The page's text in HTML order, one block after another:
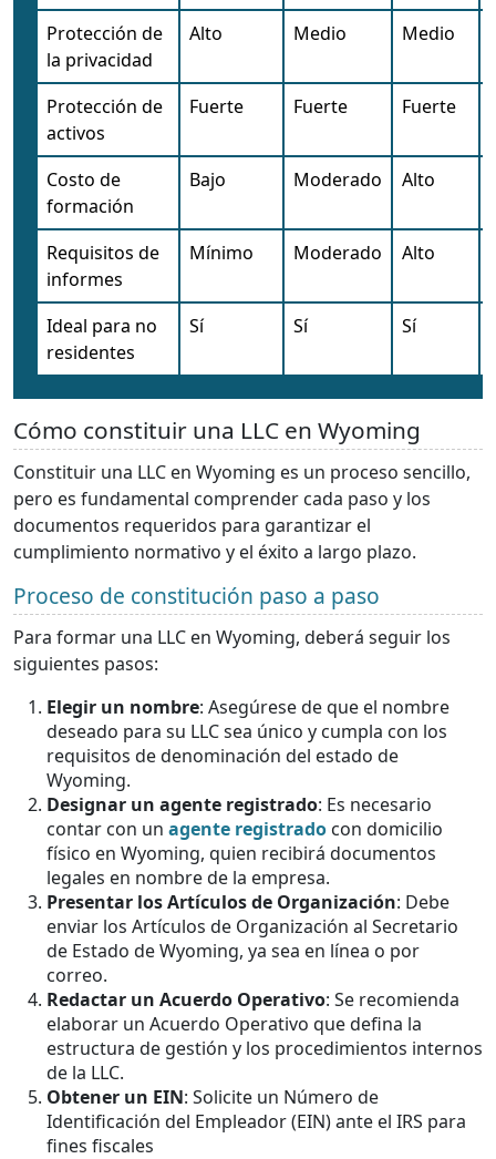
Protección de
la privacidad
Alto Medio Medio
Protección de
activos
Fuerte Fuerte Fuerte
Costo de
formación
Bajo Moderado Alto
Requisitos de
informes
Mínimo Moderado Alto
Ideal para no
residentes
Sí Sí Sí
Cómo constituir una LLC en Wyoming
Constituir una LLC en Wyoming es un proceso sencillo,
pero es fundamental comprender cada paso y los
documentos requeridos para garantizar el
cumplimiento normativo y el éxito a largo plazo.
Proceso de constitución paso a paso
Para formar una LLC en Wyoming, deberá seguir los
siguientes pasos:
Elegir un nombre: Asegúrese de que el nombre
deseado para su LLC sea único y cumpla con los
requisitos de denominación del estado de
Wyoming.
Designar un agente registrado: Es necesario
contar con un agente registrado con domicilio
físico en Wyoming, quien recibirá documentos
legales en nombre de la empresa.
Presentar los Artículos de Organización: Debe
enviar los Artículos de Organización al Secretario
de Estado de Wyoming, ya sea en línea o por
correo.
Redactar un Acuerdo Operativo: Se recomienda
elaborar un Acuerdo Operativo que defina la
estructura de gestión y los procedimientos internos
de la LLC.
Obtener un EIN: Solicite un Número de
Identificación del Empleador (EIN) ante el IRS para
fines fiscales